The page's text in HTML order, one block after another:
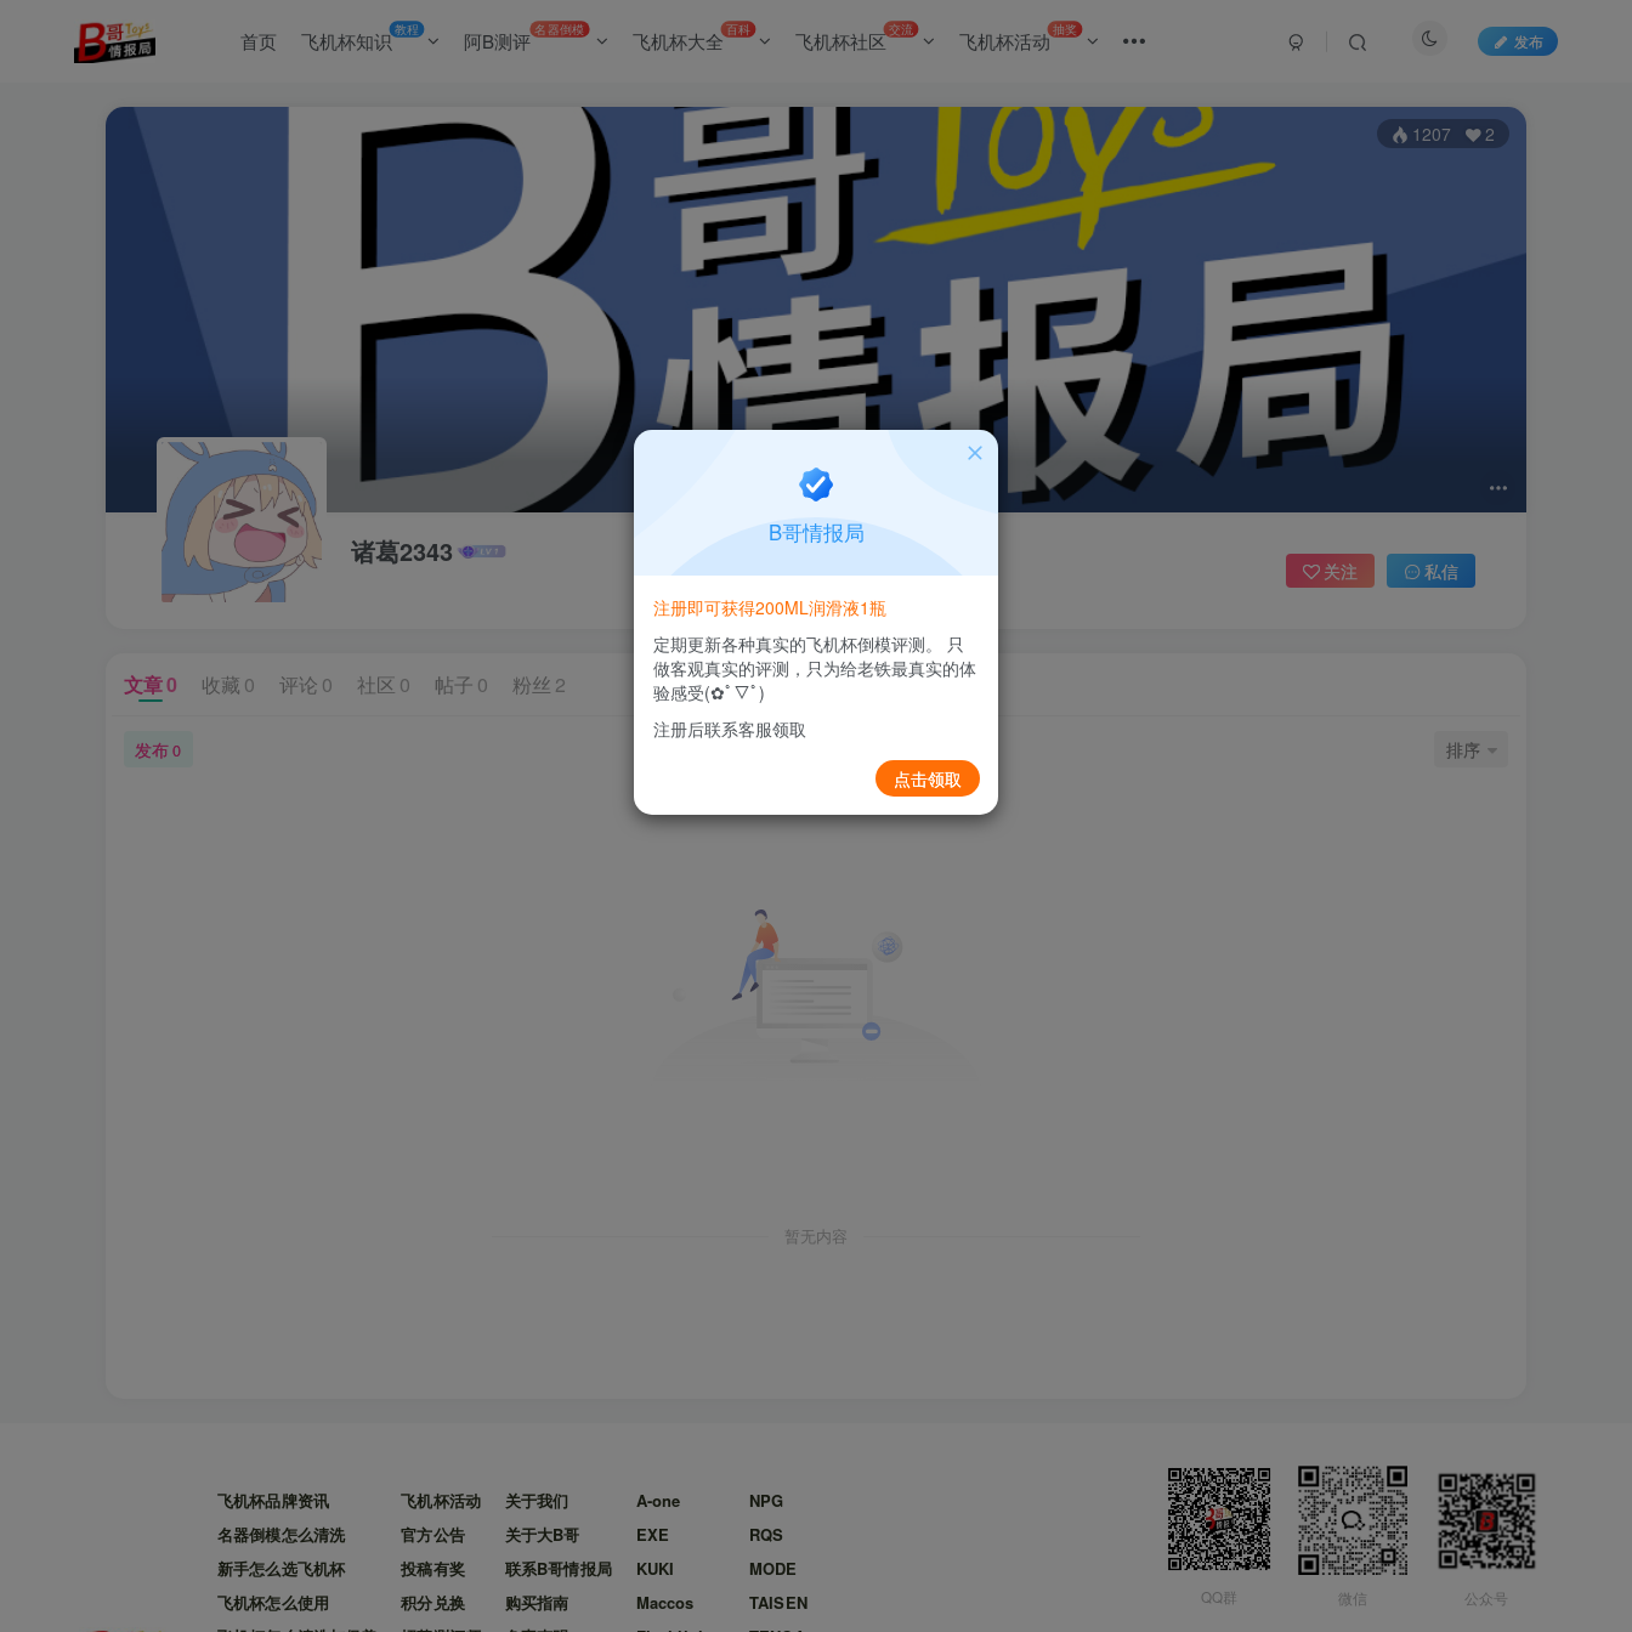
首页 飞机杯知识教程 阿B测评 名器倒模 飞机杯大全百科 飞机杯社区交流 飞机杯活动抽奖
发布
1207 2
诸葛2343
关注 私信
文章0 收藏 0 评论 0 社区 0 帖子 0 粉丝 2
发布0 排序
暂无内容
飞机杯品牌资讯
名器倒模怎么清洗
新手怎么选飞机杯
飞机杯怎么使用
飞机杯活动
官方公告
投稿有奖
积分兑换
关于我们
关于大B哥
联系B哥情报局
购买指南
A-one
EXE
KUKI
Maccos
NPG
RQS
MODE
TAISEN
QQ群 微信 公众号
B哥情报局
注册即可获得200ML润滑液1瓶
定期更新各种真实的飞机杯倒模评测。 只
做客观真实的评测，只为给老铁最真实的体
验感受(✿ﾟ▽ﾟ)
注册后联系客服领取
点击领取